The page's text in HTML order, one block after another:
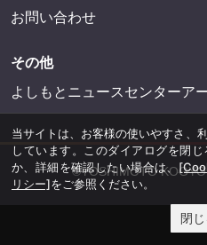
お問い合わせ
その他
よしもとニュースセンターア
©YOSHIMOTO
当サイトは、お客様の使いやすさ、
しています。このダイアログを閉
か、詳細を確認したい場合は、
リシー]をご参照ください。
閉じ